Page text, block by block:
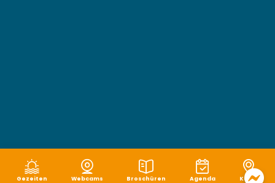
Gezeiten Webcams Broschüren Agenda Karte